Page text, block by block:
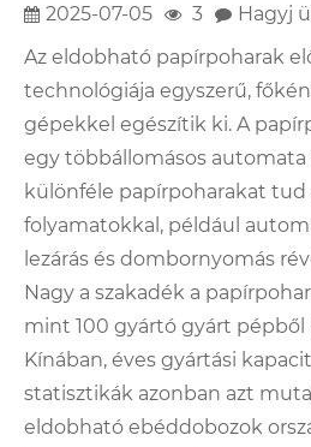
2025-07-05 3
Hagyj
Az eldobható papírpoharak
technológiája egyszerű,
gépekkel egészítik ki. A
egy többállomásos
különféle papírpoharakat
folyamatokkal, például
lezárás és dombornyomás
Nagy a szakadék a
mint 100 gyártó gyárt
Kínában, éves gyártási
statisztikák azonban azt
eldobható ebéddobozok